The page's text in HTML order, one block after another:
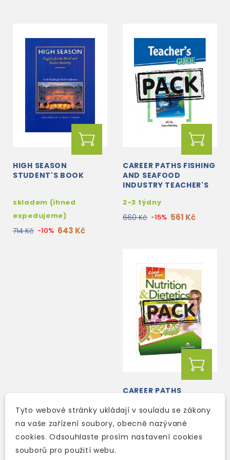
HIGH SEASON
STUDENT'S BOOK
skladem (ihned
expedujeme)
714 Kč -10% 643 Kč
CAREER PATHS FISHING
AND SEAFOOD
INDUSTRY TEACHER'S
BOOK + CROSS-
PLATFORM...
2-3 týdny
660 Kč -15% 561 Kč
CAREER PATHS
DIETETICS - TEACHER'S
BOOK + STUDENT'S
BOOK + CROSS-
PLATFORM
2-3 týdny
730 Kč -15% 621 Kč
Tyto webové stránky ukládají v souladu se zákony
na vaše zařízení soubory, obecně nazývané
cookies. Odsouhlaste prosím nastavení cookies
souborů pro použití webu.